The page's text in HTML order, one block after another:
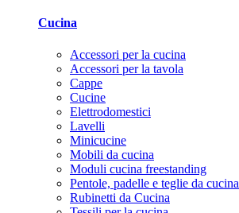
Cucina
Accessori per la cucina
Accessori per la tavola
Cappe
Cucine
Elettrodomestici
Lavelli
Minicucine
Mobili da cucina
Moduli cucina freestanding
Pentole, padelle e teglie da cucina
Rubinetti da Cucina